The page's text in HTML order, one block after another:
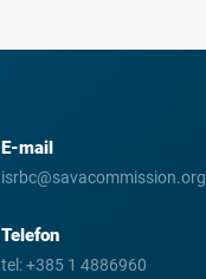
E-mail
isrbc@savacommission.org
Telefon
tel:+385 1 4886960